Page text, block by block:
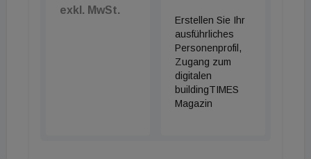
exkl. MwSt.
Erstellen Sie Ihr
ausführliches
Personenprofil,
Zugang zum
digitalen
buildingTIMES
Magazin